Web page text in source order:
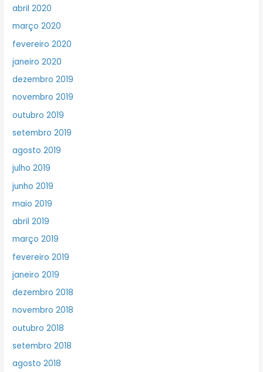
abril 2020
março 2020
fevereiro 2020
janeiro 2020
dezembro 2019
novembro 2019
outubro 2019
setembro 2019
agosto 2019
julho 2019
junho 2019
maio 2019
abril 2019
março 2019
fevereiro 2019
janeiro 2019
dezembro 2018
novembro 2018
outubro 2018
setembro 2018
agosto 2018